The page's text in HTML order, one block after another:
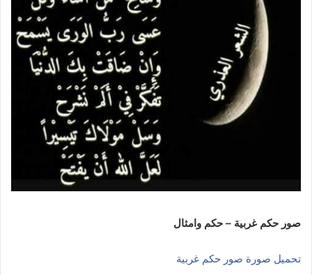
صور حكم غربية – حكم وامثال
تحميل صورة صور حكم غربية